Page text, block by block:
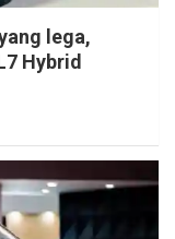
lega,
Hybrid